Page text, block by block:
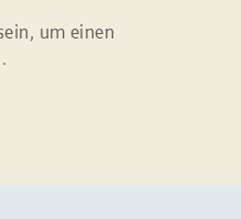
um einen